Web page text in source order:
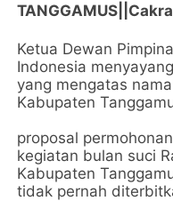
Ketua Dewan
Indonesia
yang mengatas
Kabupaten
proposal
kegiatan bulan suci
Kabupaten
tidak pernah